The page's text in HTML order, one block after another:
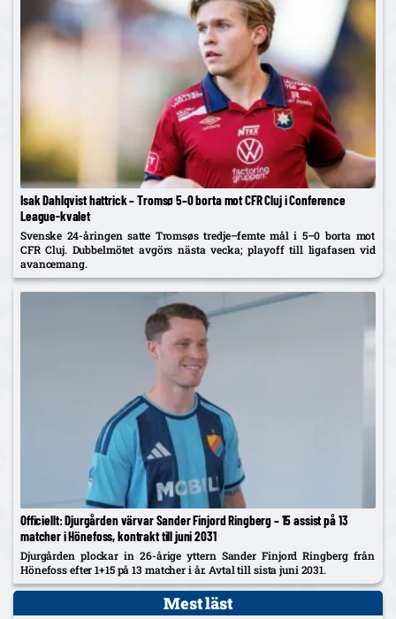
Isak Dahlqvist hattrick – Tromsø 5–0 borta mot CFR Cluj i Conference
League-kvalet
Svenske 24-åringen satte Tromsøs tredje–femte mål i 5–0 borta mot
CFR Cluj. Dubbelmötet avgörs nästa vecka; playoff till ligafasen vid
avancemang.
Officiellt: Djurgården värvar Sander Finjord Ringberg – 15 assist på 13
matcher i Hönefoss, kontrakt till juni 2031
Djurgården plockar in 26-årige yttern Sander Finjord Ringberg från
Hönefoss efter 1+15 på 13 matcher i år. Avtal till sista juni 2031.
Mest läst